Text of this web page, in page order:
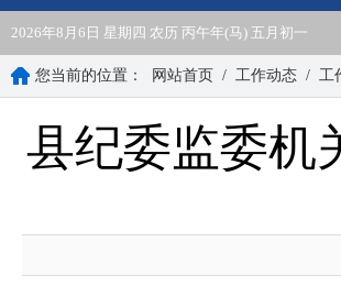
2026年8月6日 星期四 农历 丙午年(马) 五月初一
您当前的位置： 网站首页 / 工作动态 / 工
县纪委监委机